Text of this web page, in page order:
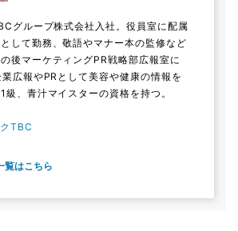
グループ株式会社入社。役員室に配属
して勤務、敬語やマナー本の監修など
後マーケティングPR戦略部広報室に
広報やPRとして美容や健康の情報を
級、青汁マイスターの資格を持つ。
TBC
覧はこちら